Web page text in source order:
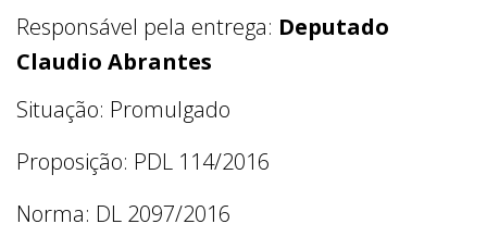
Responsável pela entrega: Deputado
Claudio Abrantes
Situação: Promulgado
Proposição: PDL 114/2016
Norma: DL 2097/2016